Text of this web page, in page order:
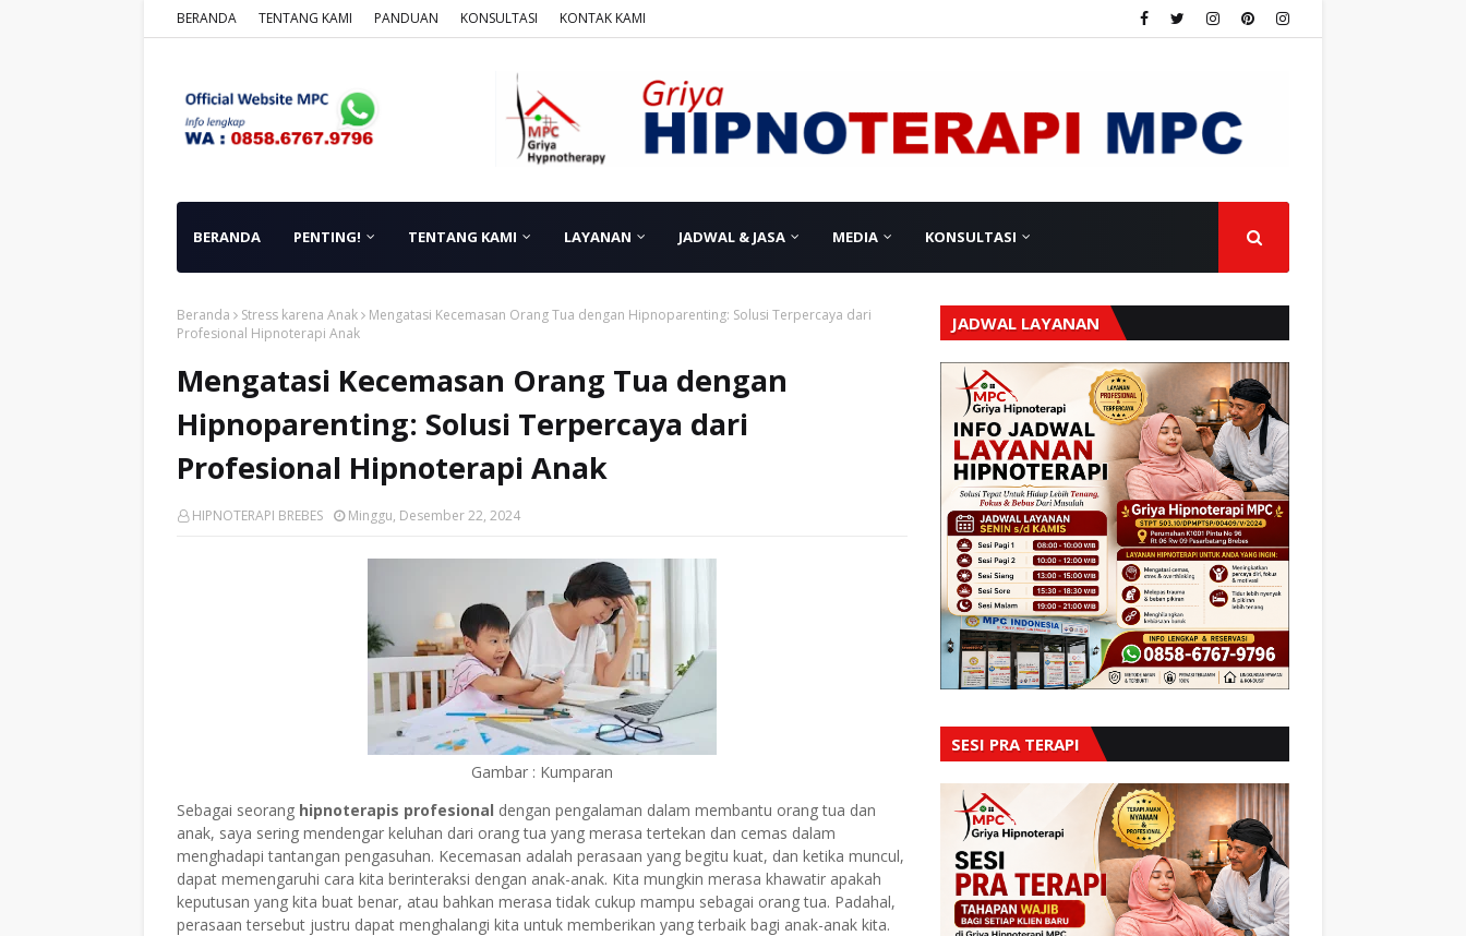
BERANDA TENTANG KAMI PANDUAN KONSULTASI KONTAK KAMI
BERANDA PENTING! TENTANG KAMI LAYANAN JADWAL & JASA MEDIA KONSULTASI
Beranda Stress karena Anak
Mengatasi Kecemasan Orang Tua dengan Hipnoparenting: Solusi Terpercaya dari
Profesional Hipnoterapi Anak
Mengatasi Kecemasan Orang Tua dengan
Hipnoparenting: Solusi Terpercaya dari
Profesional Hipnoterapi Anak
HIPNOTERAPI BREBES Minggu, Desember 22, 2024
Gambar : Kumparan
Sebagai seorang hipnoterapis profesional dengan pengalaman dalam membantu orang tua dan
anak, saya sering mendengar keluhan dari orang tua yang merasa tertekan dan cemas dalam
menghadapi tantangan pengasuhan. Kecemasan adalah perasaan yang begitu kuat, dan ketika muncul,
dapat memengaruhi cara kita berinteraksi dengan anak-anak. Kita mungkin merasa khawatir apakah
keputusan yang kita buat benar, atau bahkan merasa tidak cukup mampu sebagai orang tua. Padahal,
perasaan tersebut justru dapat menghalangi kita untuk memberikan yang terbaik bagi anak-anak kita.
JADWAL LAYANAN
SESI PRA TERAPI